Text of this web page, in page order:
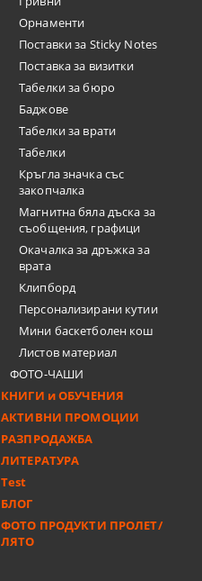
Орнаменти
Поставки за Sticky Notes
Поставка за визитки
Tабелки за бюро
Баджове
Табелки за врати
Табелки
Кръгла значка със
закопчалка
Магнитна бяла дъска за
съобщения, графици
Окачалка за дръжка за
врата
Клипборд
Персонализирани кутии
Мини баскетболен кош
Листов материал
ФОТО-ЧАШИ
КНИГИ и ОБУЧЕНИЯ
АКТИВНИ ПРОМОЦИИ
РАЗПРОДАЖБА
ЛИТЕРАТУРА
Test
БЛОГ
ФОТО ПРОДУКТИ ПРОЛЕТ/
ЛЯТО